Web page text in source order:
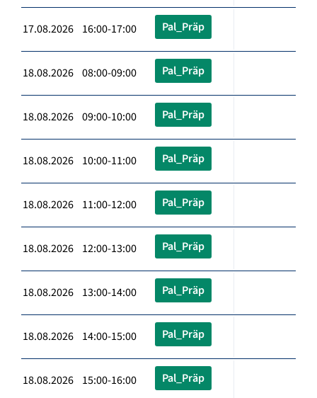
17.08.2026 16:00-17:00 Pal_Präp
18.08.2026 08:00-09:00 Pal_Präp
18.08.2026 09:00-10:00 Pal_Präp
18.08.2026 10:00-11:00 Pal_Präp
18.08.2026 11:00-12:00 Pal_Präp
18.08.2026 12:00-13:00 Pal_Präp
18.08.2026 13:00-14:00 Pal_Präp
18.08.2026 14:00-15:00 Pal_Präp
18.08.2026 15:00-16:00 Pal_Präp